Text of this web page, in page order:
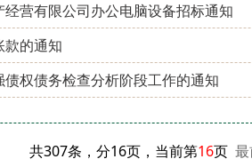
营有限公司办公电脑设备招标通知
款的通知
债权债务检查分析阶段工作的通知
共307条，分16页，当前第16页